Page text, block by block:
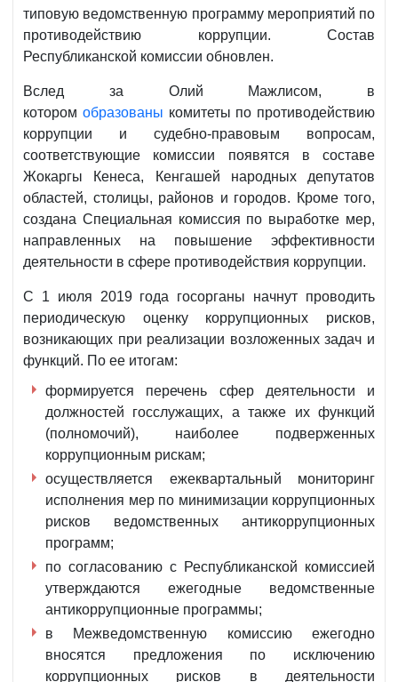
типовую ведомственную программу мероприятий по
противодействию коррупции. Состав
Республиканской комиссии обновлен.
Вслед за Олий Мажлисом, в
котором образованы комитеты по противодействию
коррупции и судебно-правовым вопросам,
соответствующие комиссии появятся в составе
Жокаргы Кенеса, Кенгашей народных депутатов
областей, столицы, районов и городов. Кроме того,
создана Специальная комиссия по выработке мер,
направленных на повышение эффективности
деятельности в сфере противодействия коррупции.
С 1 июля 2019 года госорганы начнут проводить
периодическую оценку коррупционных рисков,
возникающих при реализации возложенных задач и
функций. По ее итогам:
формируется перечень сфер деятельности и
должностей госслужащих, а также их функций
(полномочий), наиболее подверженных
коррупционным рискам;
осуществляется ежеквартальный мониторинг
исполнения мер по минимизации коррупционных
рисков ведомственных антикоррупционных
программ;
по согласованию с Республиканской комиссией
утверждаются ежегодные ведомственные
антикоррупционные программы;
в Межведомственную комиссию ежегодно
вносятся предложения по исключению
коррупционных рисков в деятельности